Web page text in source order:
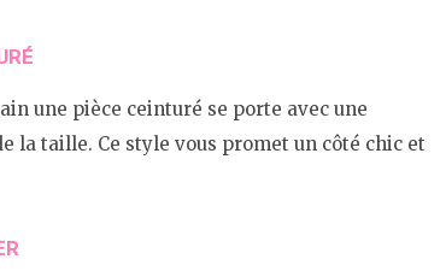
une pièce ceinturé se porte avec une
la taille. Ce style vous promet un côté chic et